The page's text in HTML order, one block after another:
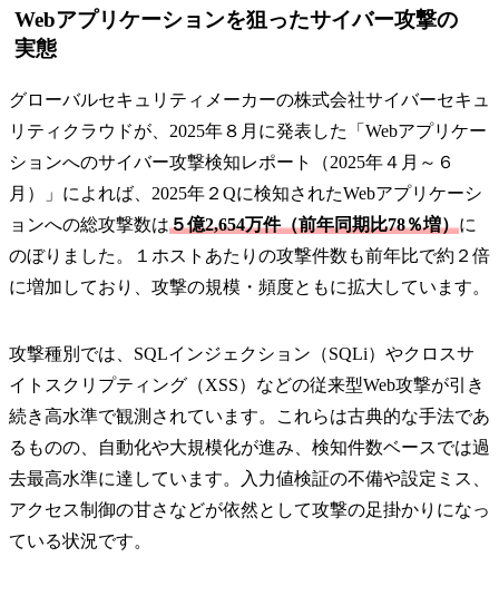
Webアプリケーションを狙ったサイバー攻撃の
実態
グローバルセキュリティメーカーの株式会社サイバーセキュ
リティクラウドが、2025年８月に発表した「Webアプリケー
ションへのサイバー攻撃検知レポート（2025年４月～６
月）」によれば、2025年２Qに検知されたWebアプリケーシ
ョンへの総攻撃数は５億2,654万件（前年同期比78％増）に
のぼりました。１ホストあたりの攻撃件数も前年比で約２倍
に増加しており、攻撃の規模・頻度ともに拡大しています。
攻撃種別では、SQLインジェクション（SQLi）やクロスサ
イトスクリプティング（XSS）などの従来型Web攻撃が引き
続き高水準で観測されています。これらは古典的な手法であ
るものの、自動化や大規模化が進み、検知件数ベースでは過
去最高水準に達しています。入力値検証の不備や設定ミス、
アクセス制御の甘さなどが依然として攻撃の足掛かりになっ
ている状況です。